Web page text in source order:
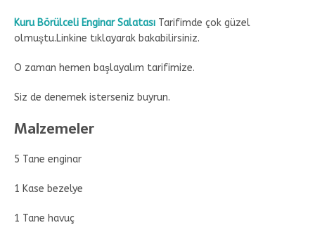
Kuru Börülceli Enginar Salatası Tarifimde çok güzel
olmuştu.Linkine tıklayarak bakabilirsiniz.
O zaman hemen başlayalım tarifimize.
Siz de denemek isterseniz buyrun.
Malzemeler
5 Tane enginar
1 Kase bezelye
1 Tane havuç